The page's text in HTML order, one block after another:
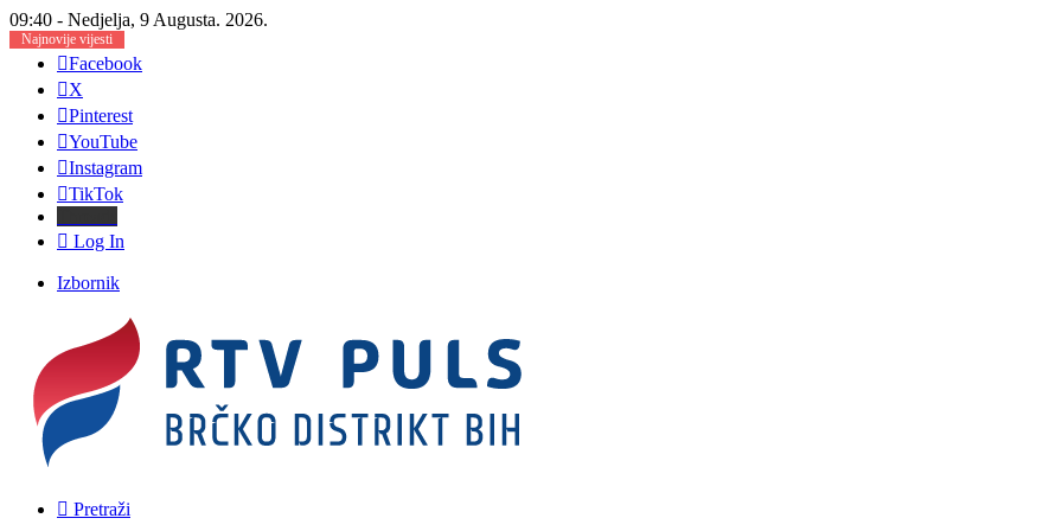
09:40 - Nedjelja, 9 Augusta. 2026.
Najnovije vijesti
Facebook
X
Pinterest
YouTube
Instagram
TikTok
Log In
Izbornik
Pretraži